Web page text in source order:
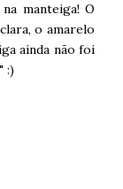
manteiga! O
o amarelo
ainda não foi
:)